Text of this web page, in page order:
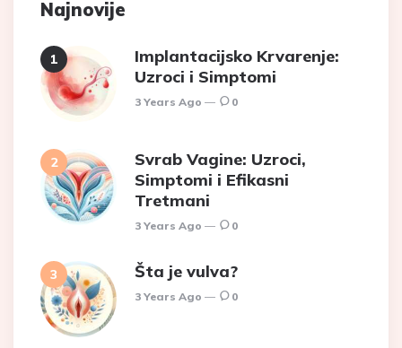
Najnovije
Implantacijsko Krvarenje:
Uzroci i Simptomi
3 Years Ago 0
Svrab Vagine: Uzroci,
Simptomi i Efikasni
Tretmani
3 Years Ago 0
Šta je vulva?
3 Years Ago 0